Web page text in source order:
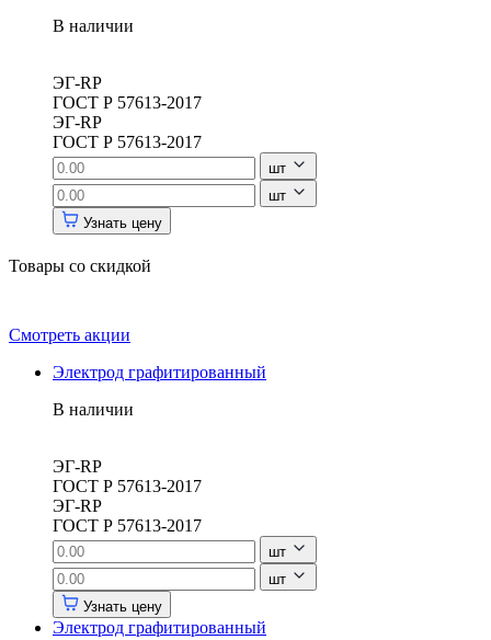
В наличии
ЭГ-RP
ГОСТ Р 57613-2017
ЭГ-RP
ГОСТ Р 57613-2017
шт
шт
Узнать цену
Товары со скидкой
Смотреть акции
Электрод графитированный
В наличии
ЭГ-RP
ГОСТ Р 57613-2017
ЭГ-RP
ГОСТ Р 57613-2017
шт
шт
Узнать цену
Электрод графитированный